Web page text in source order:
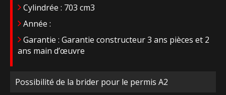
Cylindrée : 703 cm3
Année :
Garantie : Garantie constructeur 3 ans pièces et 2
ans main d’œuvre
Possibilité de la brider pour le permis A2